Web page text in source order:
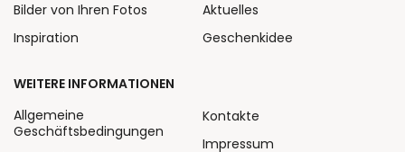
Bilder von Ihren Fotos
Inspiration
Aktuelles
Geschenkidee
WEITERE INFORMATIONEN
Allgemeine
Geschäftsbedingungen
Kontakte
Impressum